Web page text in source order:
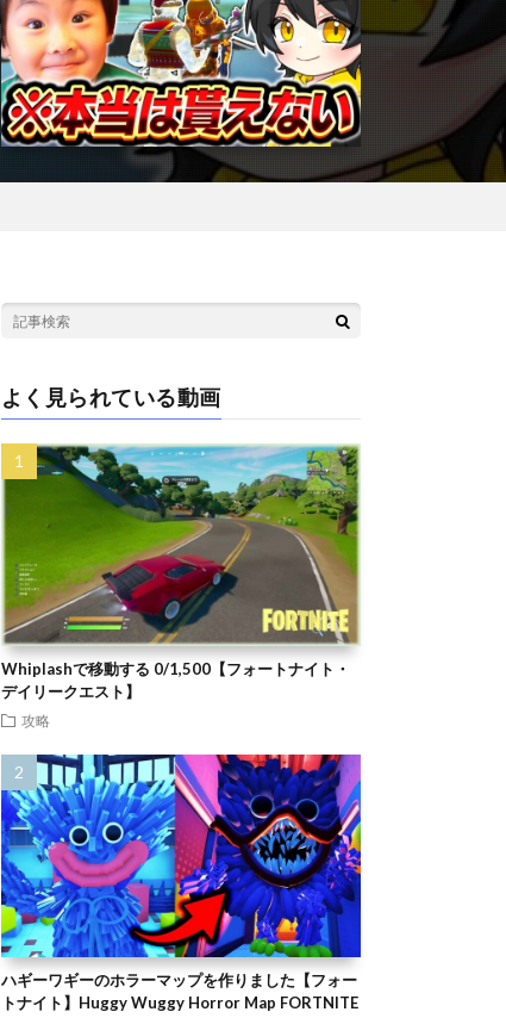
よく見られている動画
Whiplashで移動する 0/1,500【フォートナイト・
デイリークエスト】
攻略
ハギーワギーのホラーマップを作りました【フォー
トナイト】Huggy Wuggy Horror Map FORTNITE